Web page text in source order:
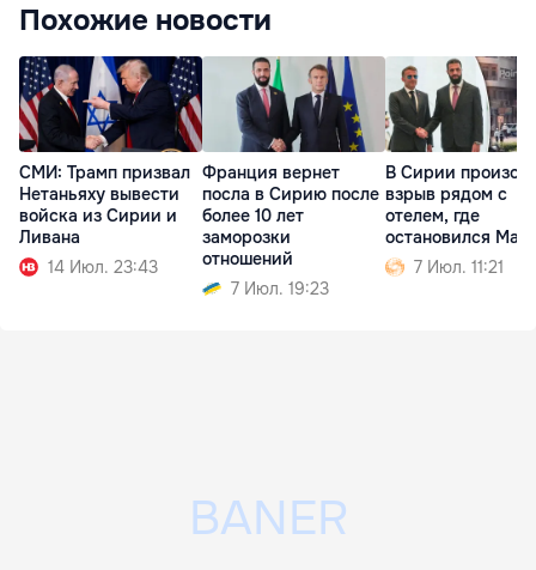
Похожие новости
СМИ: Трамп призвал
Нетаньяху вывести
войска из Сирии и
Ливана
14 Июл. 23:43
Франция вернет
посла в Сирию после
более 10 лет
заморозки
отношений
7 Июл. 19:23
В Сирии
взрыв рядом с
отелем, где
остановился
7 Июл. 11:21